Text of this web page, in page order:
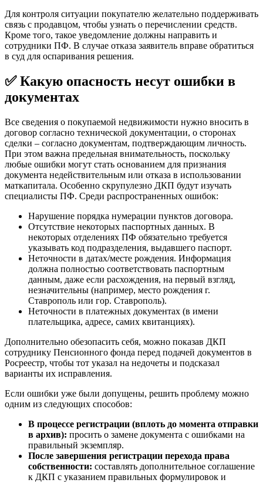
Для контроля ситуации покупателю желательно поддерживать
связь с продавцом, чтобы узнать о перечислении средств.
Кроме того, такое уведомление должны направить и
сотрудники ПФ. В случае отказа заявитель вправе обратиться
в суд для оспаривания решения.
✅ Какую опасность несут ошибки в
документах
Все сведения о покупаемой недвижимости нужно вносить в
договор согласно технической документации, о сторонах
сделки – согласно документам, подтверждающим личность.
При этом важна предельная внимательность, поскольку
любые ошибки могут стать основанием для признания
документа недействительным или отказа в использовании
маткапитала. Особенно скрупулезно ДКП будут изучать
специалисты ПФ. Среди распространенных ошибок:
Нарушение порядка нумерации пунктов договора.
Отсутствие некоторых паспортных данных. В
некоторых отделениях ПФ обязательно требуется
указывать код подразделения, выдавшего паспорт.
Неточности в датах/месте рождения. Информация
должна полностью соответствовать паспортным
данным, даже если расхождения, на первый взгляд,
незначительны (например, место рождения г.
Ставрополь или гор. Ставрополь).
Неточности в платежных документах (в имени
плательщика, адресе, самих квитанциях).
Дополнительно обезопасить себя, можно показав ДКП
сотруднику Пенсионного фонда перед подачей документов в
Росреестр, чтобы тот указал на недочеты и подсказал
варианты их исправления.
Если ошибки уже были допущены, решить проблему можно
одним из следующих способов:
В процессе регистрации (вплоть до момента отправки
в архив): просить о замене документа с ошибками на
правильный экземпляр.
После завершения регистрации перехода права
собственности: составлять дополнительное соглашение
к ДКП с указанием правильных формулировок и